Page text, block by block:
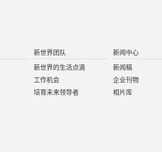
新世界团队
新世界的生活点滴
工作机会
培育未来领导者
新闻中心
新闻稿
企业刊物
相片库